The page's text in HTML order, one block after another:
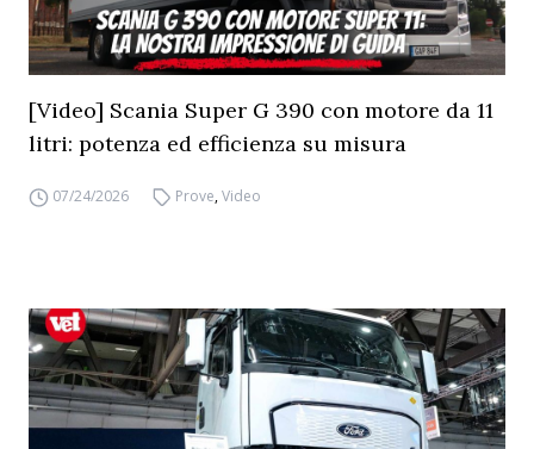
[Video] Scania Super G 390 con motore da 11
litri: potenza ed efficienza su misura
07/24/2026 Prove,Video